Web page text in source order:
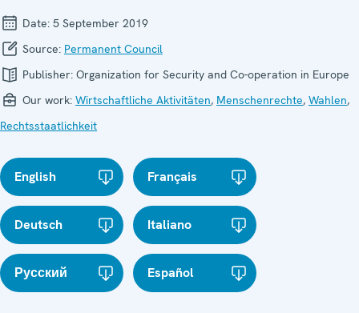
Date: 5 September 2019
Source: Permanent Council
Publisher: Organization for Security and Co-operation in Europe
Our work: Wirtschaftliche Aktivitäten, Menschenrechte, Wahlen,
Rechtsstaatlichkeit
English Français
Deutsch Italiano
Русский Español